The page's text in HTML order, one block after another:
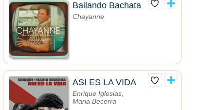
Bailando Bachata
Chayanne
ASI ES LA VIDA
Enrique Iglesias,
Maria Becerra